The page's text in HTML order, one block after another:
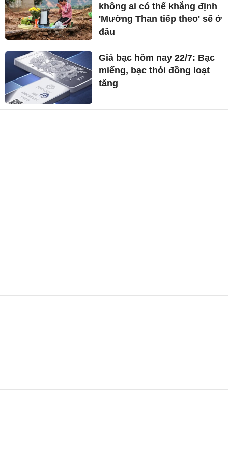
không ai có thể khẳng định
'Mường Than tiếp theo' sẽ ở
đâu
Giá bạc hôm nay 22/7: Bạc
miếng, bạc thỏi đồng loạt
tăng